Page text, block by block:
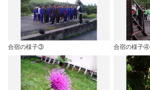
合宿の様子③ 合宿の様子④